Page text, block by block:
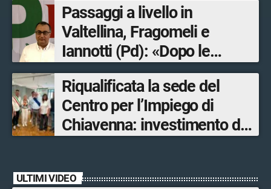
Passaggi a livello in
Valtellina, Fragomeli e
Iannotti (Pd): «Dopo le
Olimpiadi solo un terzo delle
opere sostitutive sarà
ultimato entro il 2026»
Riqualificata la sede del
Centro per l’Impiego di
Chiavenna: investimento da
ULTIMI VIDEO